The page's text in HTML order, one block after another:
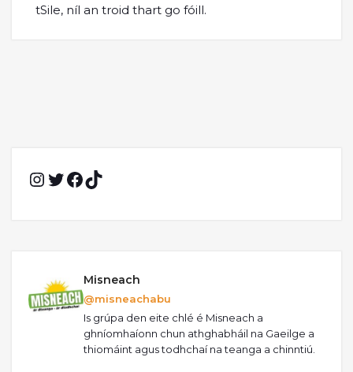
tSile, níl an troid thart go fóill.
Instagram
TwitterFacebook
Misneach
@misneachabu
Is grúpa den eite chlé é Misneach a
ghníomhaíonn chun athghabháil na Gaeilge a
thiomáint agus todhchaí na teanga a chinntiú.